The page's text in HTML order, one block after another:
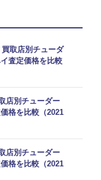
買取店別チューダ
査定価格を比較
店別チューダー
格を比較（2021
店別チューダー
格を比較（2021